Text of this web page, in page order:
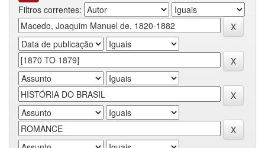
Filtros correntes: